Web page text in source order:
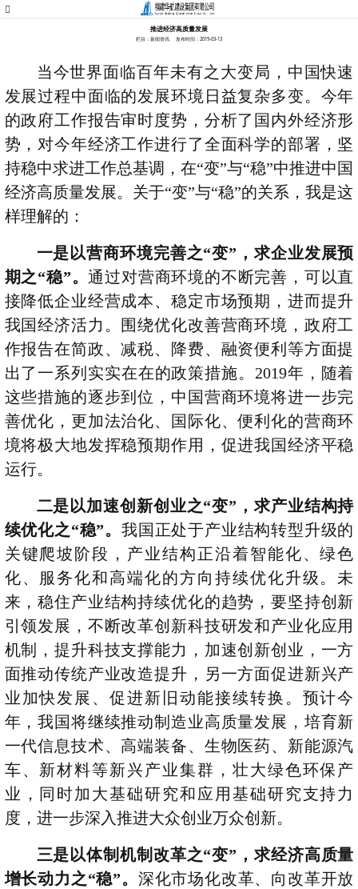
推进经济高质量发展
栏目：新闻资讯 发布时间：2019-03-13
当今世界面临百年未有之大变局，中国快速
发展过程中面临的发展环境日益复杂多变。今年
的政府工作报告审时度势，分析了国内外经济形
势，对今年经济工作进行了全面科学的部署，坚
持稳中求进工作总基调，在“变”与“稳”中推进中国
经济高质量发展。关于“变”与“稳”的关系，我是这
样理解的：
一是以营商环境完善之“变”，求企业发展预
期之“稳”。通过对营商环境的不断完善，可以直
接降低企业经营成本、稳定市场预期，进而提升
我国经济活力。围绕优化改善营商环境，政府工
作报告在简政、减税、降费、融资便利等方面提
出了一系列实实在在的政策措施。 2019年，随着
这些措施的逐步到位，中国营商环境将进一步完
善优化，更加法治化、国际化、便利化的营商环
境将极大地发挥稳预期作用，促进我国经济平稳
运行。
二是以加速创新创业之“变”，求产业结构持
续优化之“稳”。 我国正处于产业结构转型升级的
关键爬坡阶段，产业结构正沿着智能化、绿色
化、服务化和高端化的方向持续优化升级。未
来，稳住产业结构持续优化的趋势，要坚持创新
引领发展，不断改革创新科技研发和产业化应用
机制，提升科技支撑能力，加速创新创业，一方
面推动传统产业改造提升，另一方面促进新兴产
业加快发展、促进新旧动能接续转换。预计今
年，我国将继续推动制造业高质量发展，培育新
一代信息技术、高端装备、生物医药、新能源汽
车、新材料等新兴产业集群，壮大绿色环保产
业，同时加大基础研究和应用基础研究支持力
度，进一步深入推进大众创业万众创新。
三是以体制机制改革之“变”，求经济高质量
增长动力之“稳”。 深化市场化改革、向改革开放